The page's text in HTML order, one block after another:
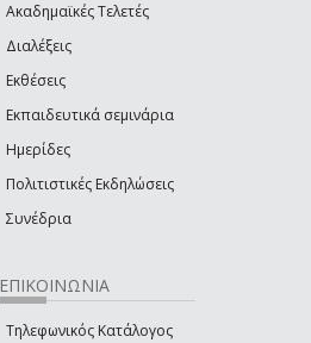
Ακαδημαϊκές Τελετές
Διαλέξεις
Εκθέσεις
Εκπαιδευτικά σεμινάρια
Ημερίδες
Πολιτιστικές Εκδηλώσεις
Συνέδρια
ΕΠΙΚΟΙΝΩΝΙΑ
Τηλεφωνικός Κατάλογος